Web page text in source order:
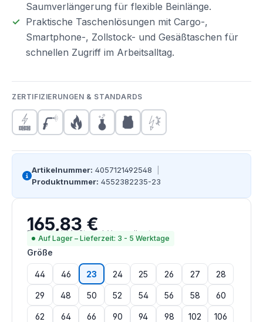
Saumverlängerung für flexible Beinlänge.
Praktische Taschenlösungen mit Cargo-,
Smartphone-, Zollstock- und Gesäßtaschen für
schnellen Zugriff im Arbeitsalltag.
ZERTIFIZIERUNGEN & STANDARDS
Artikelnummer: 4057121492548
Produktnummer: 4552382235-23
Regulärer Preis:
165,83 €
Preise inkl. MwSt. zzgl. Versandkosten
Auf Lager – Lieferzeit: 3 - 5 Werktage
Größe
44 46 23 24 25 26 27 28
29 48 50 52 54 56 58 60
62 64 66 90 94 98 102 106